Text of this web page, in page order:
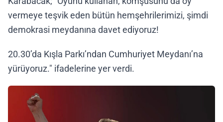
vermeye teşvik eden bütün hemşehrilerimizi, şimdi
demokrasi meydanına davet ediyoruz!
20.30’da Kışla Parkı’ndan Cumhuriyet Meydanı’na
yürüyoruz." ifadelerine yer verdi.